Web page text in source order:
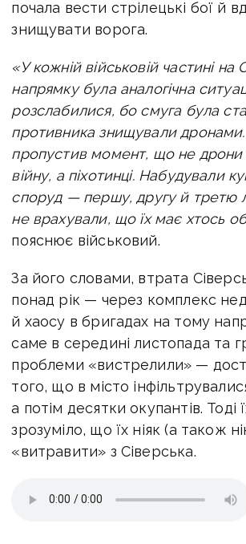
почала вести стрілецькі бої й
знищувати ворога.
«У кожній військовій частині на
напрямку була аналогічна
розслабилися, бо смуга була
противника знищували
пропустив момент, що не дрони
війну, а піхотинці. Набудували
споруд — першу, другу й третю
не врахували, що їх має хтось
пояснює військовий.
За його словами, втрата
понад рік — через комплекс
й хаосу в бригадах на тому
саме в середині листопада та
проблеми «вистрелили» —
того, що в місто
а потім десятки окупантів. Тоді
зрозуміло, що їх ніяк (а також
«витравити» з Сіверська.